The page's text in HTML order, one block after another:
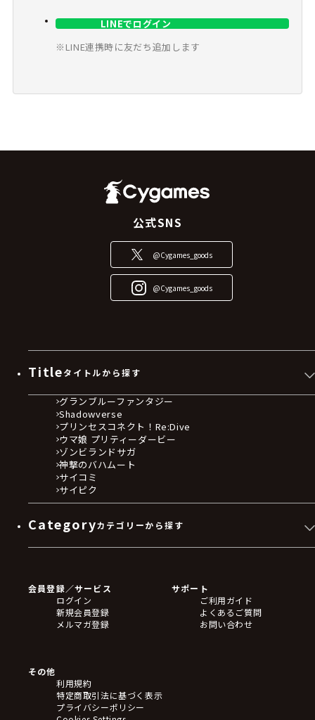
LINEでログイン
※LINE連携時に友だち追加します
公式SNS
@Cygames_goods
@Cygames_goods
Titleタイトルから探す
グランブルーファンタジー
Shadowverse
プリンセスコネクト！Re:Dive
ウマ娘 プリティーダービー
ゾンビランドサガ
神撃のバハムート
サイコミ
サイピク
Categoryカテゴリーから探す
フィギュア
アクリルスタンド
バッジ
キーホルダー・ストラップ
ステッカー・シール・カード
タペストリー・ポスター
アームサポーター
会員登録／サービス
ログイン
新規会員登録
メルマガ登録
サポート
ご利用ガイド
よくあるご質問
お問い合わせ
その他
利用規約
特定商取引法に基づく表示
プライバシーポリシー